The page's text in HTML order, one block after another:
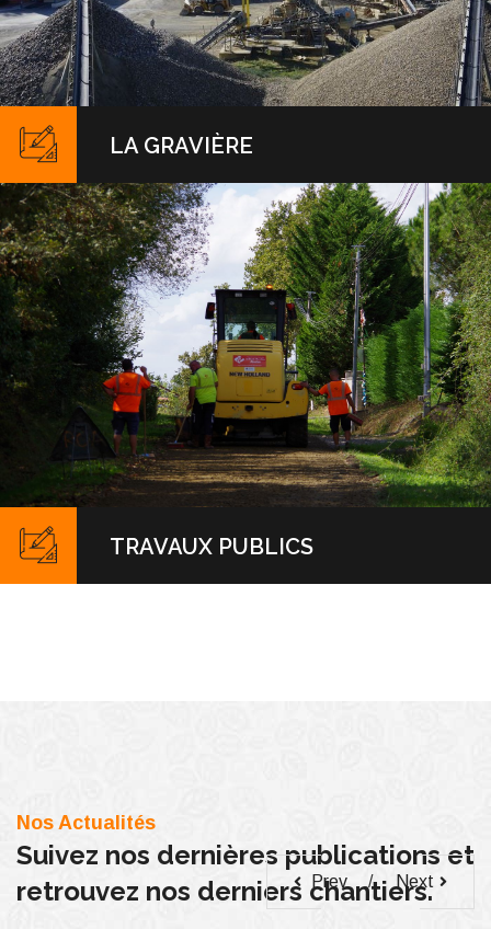
LA GRAVIÈRE
Nous réalisons la construction et la réparation des
chaussées, le goudronnage traditionnel (revêtement bi-
couche et tri-couche), l'entretien au PAT, les travaux de
VRD (Voirie et Réseaux Divers), le terrassement, et les
travaux de génie agricole (remembrement).
EN SAVOIR +
TRAVAUX PUBLICS
Nos Actualités
Suivez nos dernières publications et
retrouvez nos derniers chantiers.
Prev Next